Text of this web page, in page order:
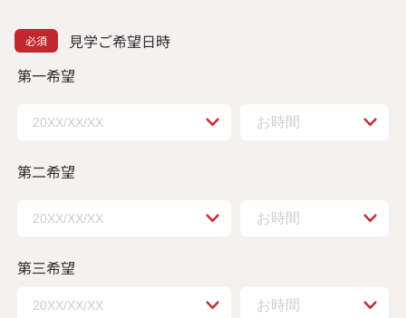
見学ご希望日時
第一希望
第二希望
第三希望